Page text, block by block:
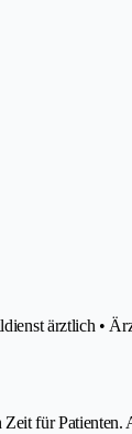
ärztlich •
für